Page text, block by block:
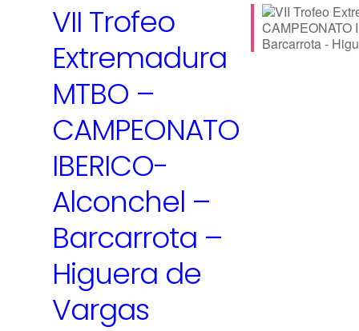
VII Trofeo
Extremadura
MTBO –
CAMPEONATO
IBERICO-
Alconchel –
Barcarrota –
Higuera de
Vargas